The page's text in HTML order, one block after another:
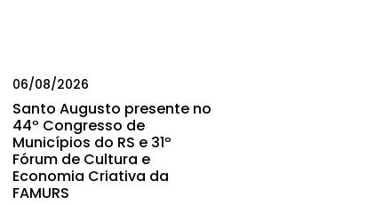
06/08/2026
Santo Augusto presente no
44º Congresso de
Municípios do RS e 31º
Fórum de Cultura e
Economia Criativa da
FAMURS